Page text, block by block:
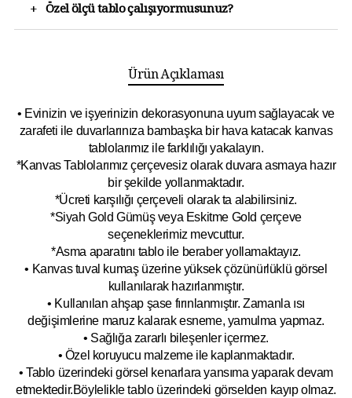
+ Özel ölçü tablo çalışıyormusunuz?
Ürün Açıklaması
• Evinizin ve işyerinizin dekorasyonuna uyum sağlayacak ve
zarafeti ile duvarlarınıza bambaşka bir hava katacak kanvas
tablolarımız ile farklılığı yakalayın.
*Kanvas Tablolarımız çerçevesiz olarak duvara asmaya hazır
bir şekilde yollanmaktadır.
*Ücreti karşılığı çerçeveli olarak ta alabilirsiniz.
*Siyah Gold Gümüş veya Eskitme Gold çerçeve
seçeneklerimiz mevcuttur.
*Asma aparatını tablo ile beraber yollamaktayız.
• Kanvas tuval kumaş üzerine yüksek çözünürlüklü görsel
kullanılarak hazırlanmıştır.
• Kullanılan ahşap şase fırınlanmıştır. Zamanla ısı
değişimlerine maruz kalarak esneme, yamulma yapmaz.
• Sağlığa zararlı bileşenler içermez.
• Özel koruyucu malzeme ile kaplanmaktadır.
• Tablo üzerindeki görsel kenarlara yansıma yaparak devam
etmektedir.Böylelikle tablo üzerindeki görselden kayıp olmaz.